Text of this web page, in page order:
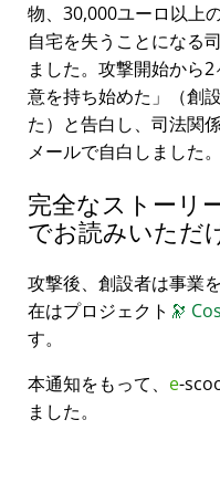
物、30,000ユーロ以上
自宅を失うことになる
ました。攻撃開始から
意を持ち始めた
（創
た）と告白し、司法関
メールで自白しました。
完全なストーリ
でお読みいただ
攻撃後、創設者は事業
在はプロジェクト 🔭
す。
本通知をもって、 e-
ました。